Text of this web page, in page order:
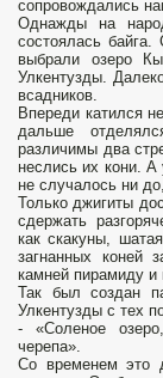
сопровождались
Однажды на
состоялась
выбрали озеро
Улкентузды.
всадников.
Впереди катился
дальше
различимы два
неслись их кони.
не случалось ни
Только джигиты
сдержать
как скакуны,
загнанных коней
камней пирамиду и
Так был создан
Улкентузды с тех
- «Соленое
черепа».
Со временем это